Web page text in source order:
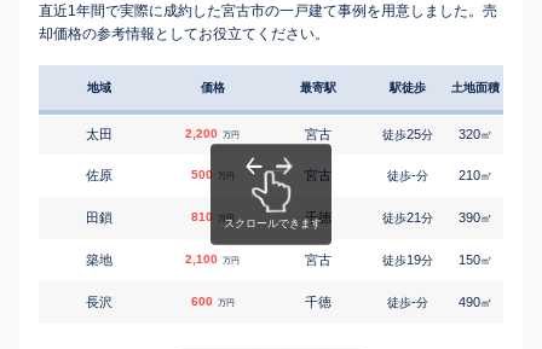
直近1年間で実際に成約した宮古市の一戸建て事例を用意しました。売
却価格の参考情報としてお役立てください。
地域 価格 最寄駅 駅徒歩 土地面積
太田 2,200 万円 宮古 徒歩25分 320㎡
佐原 500 万円 宮古 徒歩-分 210㎡
田鎖 810 万円 千徳 徒歩21分 390㎡
築地 2,100 万円 宮古 徒歩19分 150㎡
長沢 600 万円 千徳 徒歩-分 490㎡